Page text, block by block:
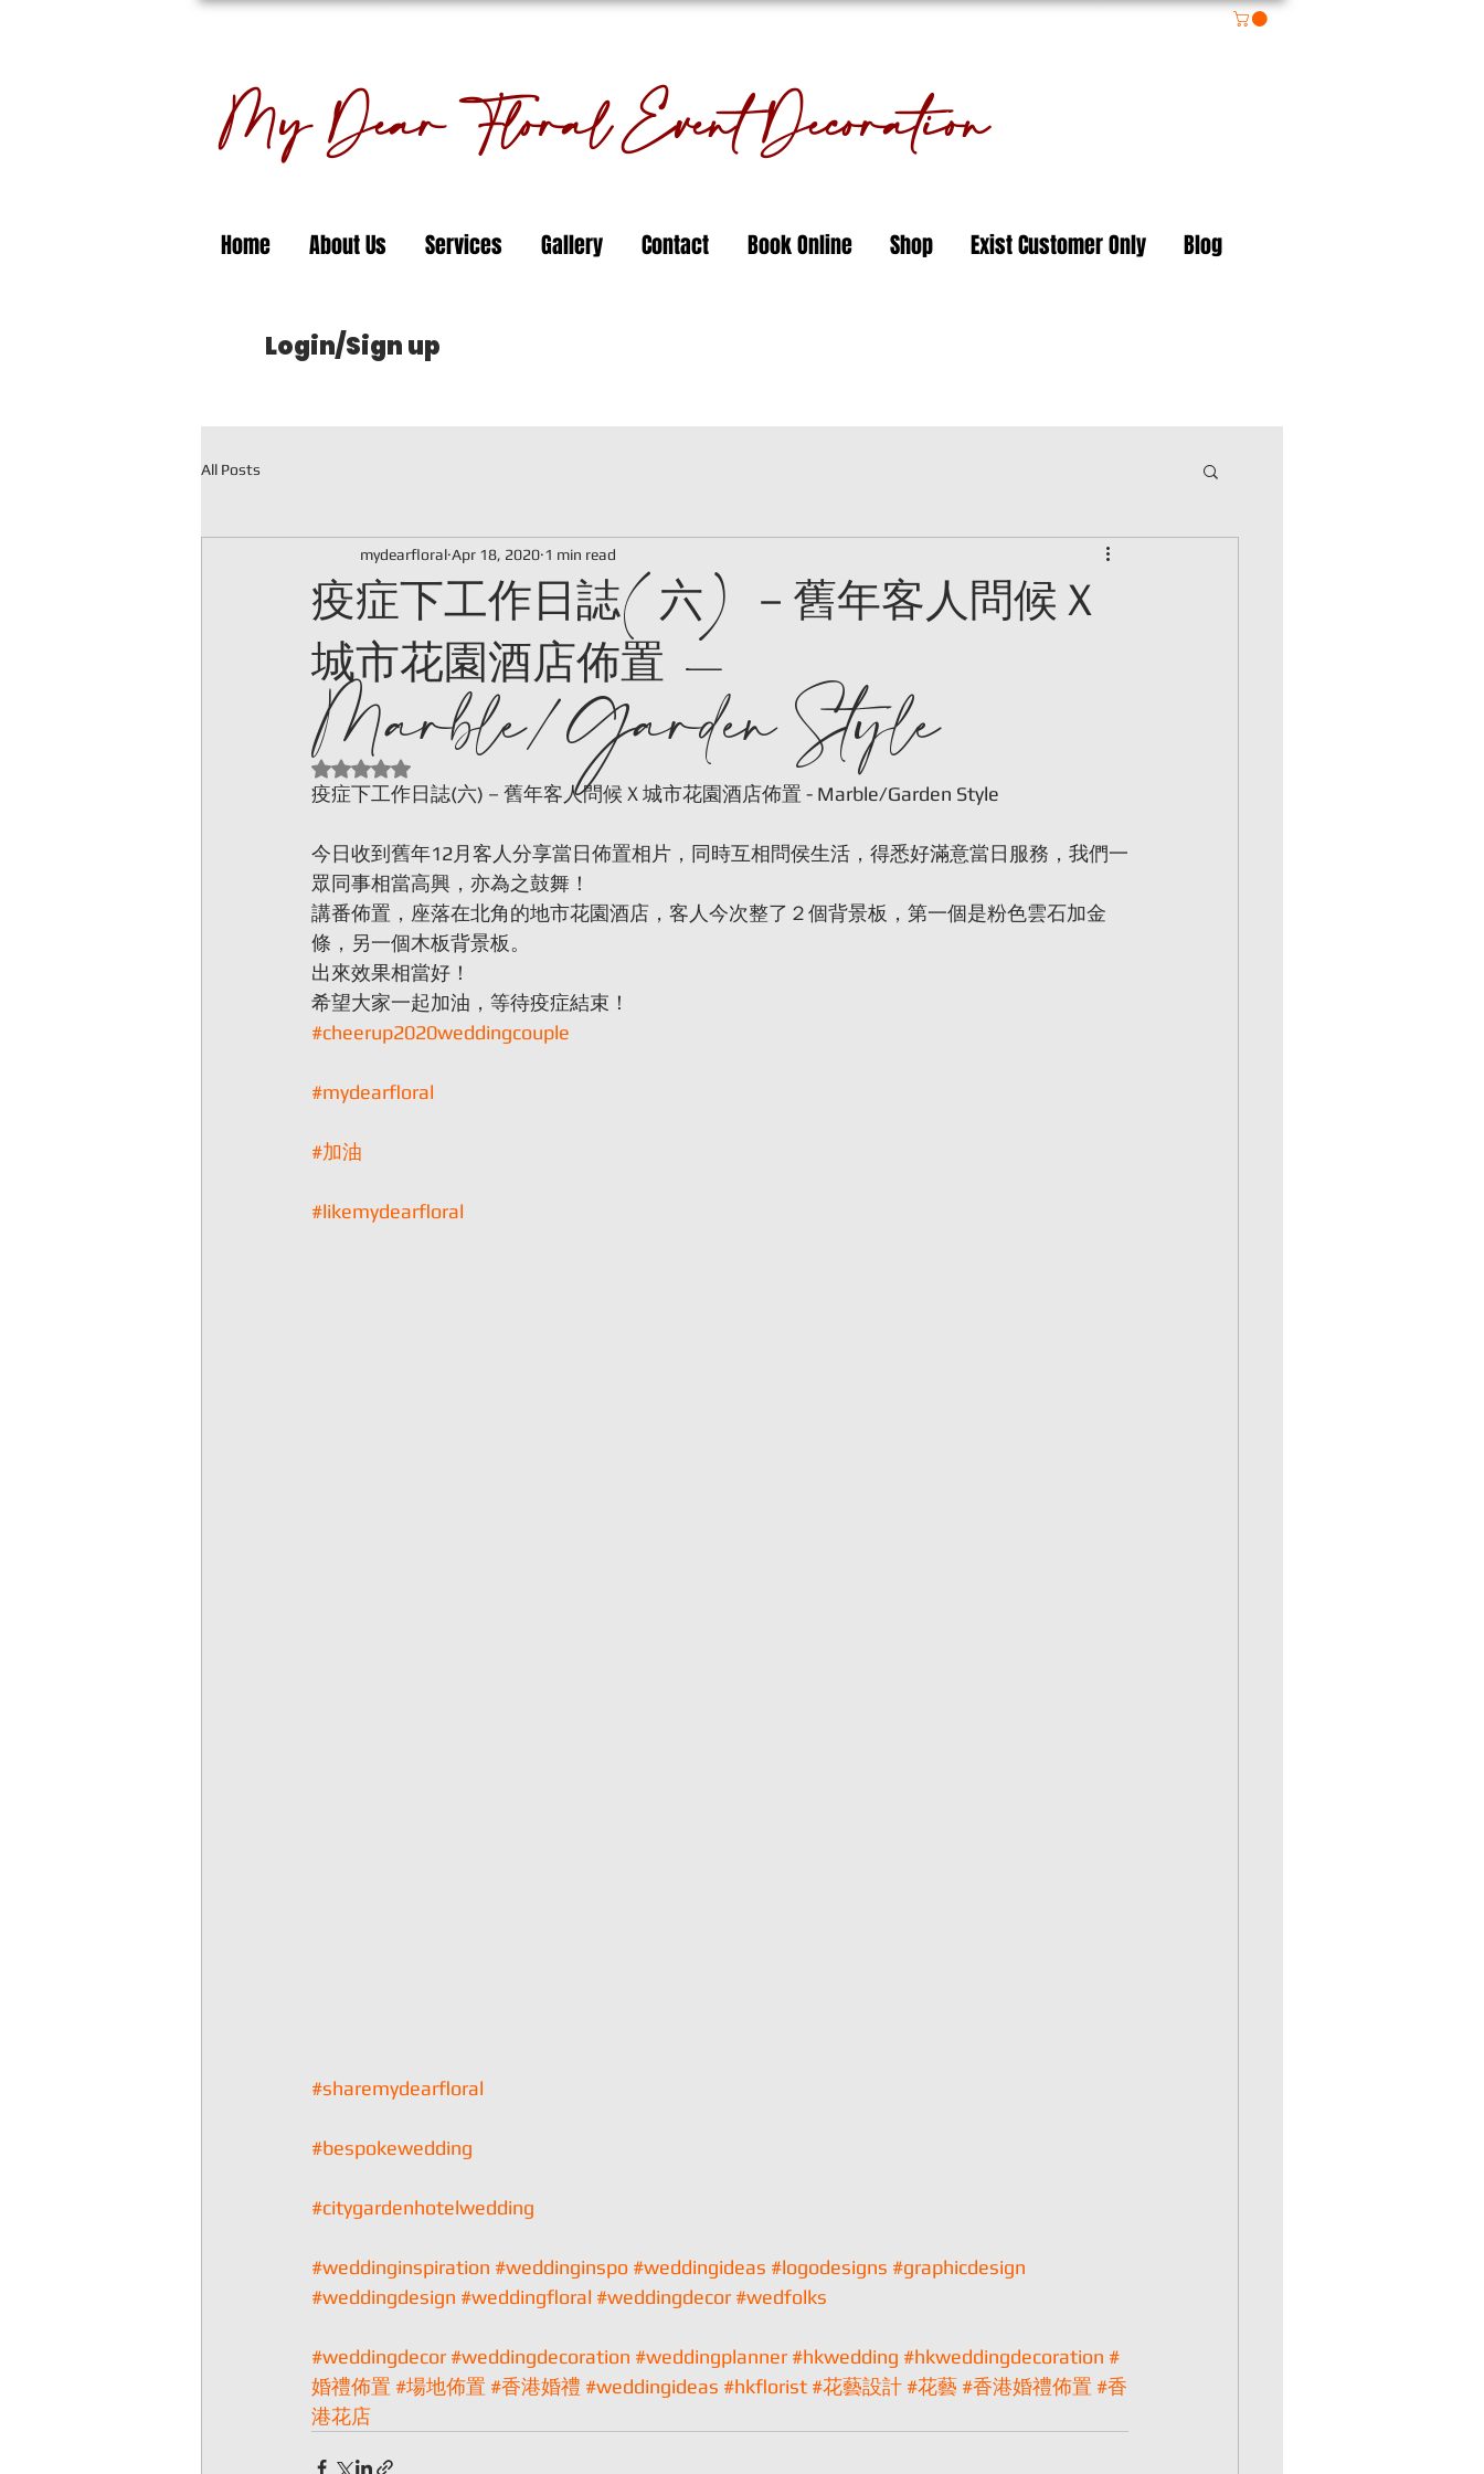
My Dear Floral Event Decoration
Home About Us Services Gallery Contact Book Online Shop Exist Customer Only Blog
Login/Sign up
All Posts
疫症下工作日誌(六)－舊年客人問候Ｘ
城市花園酒店佈置 -
Marble/Garden Style
mydearfloral Apr 18, 2020 1 min read
Rated NaN out of 5 stars.
疫症下工作日誌(六)－舊年客人問候Ｘ城市花園酒店佈置 - Marble/Garden Style
今日收到舊年12月客人分享當日佈置相片，同時互相問侯生活，得悉好滿意當日服務，我們一
眾同事相當高興，亦為之鼓舞！
講番佈置，座落在北角的地市花園酒店，客人今次整了２個背景板，第一個是粉色雲石加金
條，另一個木板背景板。
出來效果相當好！
希望大家一起加油，等待疫症結束！
#cheerup2020weddingcouple
#mydearfloral
#加油
#likemydearfloral
#sharemydearfloral
#bespokewedding
#citygardenhotelwedding
#weddinginspiration #weddinginspo #weddingideas #logodesigns #graphicdesign
#weddingdesign #weddingfloral #weddingdecor #wedfolks
#weddingdecor #weddingdecoration #weddingplanner #hkwedding #hkweddingdecoration #
婚禮佈置 #場地佈置 #香港婚禮 #weddingideas #hkflorist #花藝設計 #花藝 #香港婚禮佈置 #香
港花店